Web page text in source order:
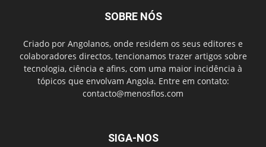
SOBRE NÓS
Criado por Angolanos, onde residem os seus editores e
colaboradores directos, tencionamos trazer artigos sobre
tecnologia, ciência e afins, com uma maior incidência à
tópicos que envolvam Angola. Entre em contato:
contacto@menosfios.com
SIGA-NOS